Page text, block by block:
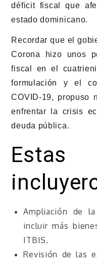
déficit fiscal que
estado dominicano.
Recordar que el
Corona hizo unos
fiscal en el
formulación y el
COVID-19, propuso
enfrentar la crisis
deuda pública.
Estas
Ampliación de
incluir más
ITBIS.
Revisión de las